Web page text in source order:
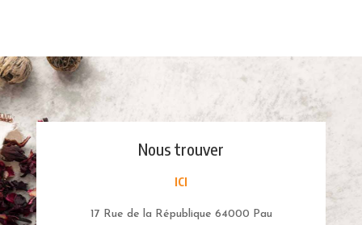
Nous trouver
ICI
17 Rue de la République 64000 Pau